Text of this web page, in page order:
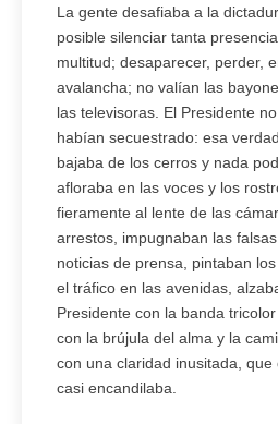
La gente desafiaba a la
posible silenciar tanta
multitud; desaparecer, perder,
avalancha; no valían las
las televisoras. El Presidente
habían secuestrado: esa
bajaba de los cerros y nada
afloraba en las voces y los
fieramente al lente de las
arrestos, impugnaban las
noticias de prensa, pintaban
el tráfico en las avenidas,
Presidente con la banda
con la brújula del alma y la
con una claridad inusitada, que
casi encandilaba.